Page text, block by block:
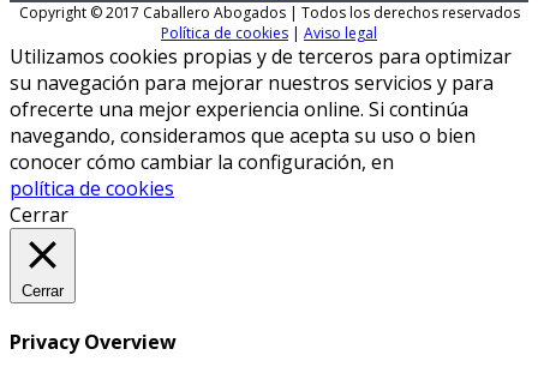
Copyright © 2017 Caballero Abogados | Todos los derechos reservados
Política de cookies | Aviso legal
Utilizamos cookies propias y de terceros para optimizar
su navegación para mejorar nuestros servicios y para
ofrecerte una mejor experiencia online. Si continúa
navegando, consideramos que acepta su uso o bien
conocer cómo cambiar la configuración, en
política de cookies
Cerrar
Cerrar
Privacy Overview